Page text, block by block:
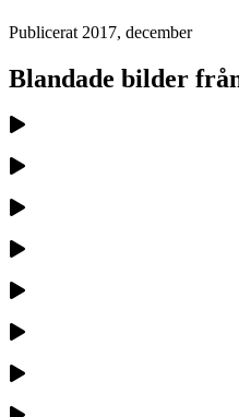
Publicerat 2017, december
Blandade bilder